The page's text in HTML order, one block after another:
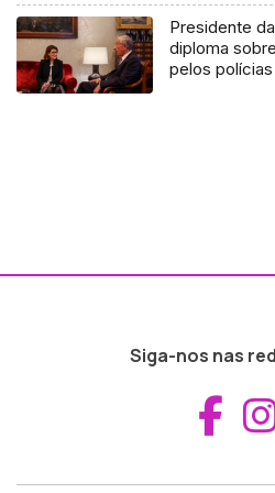
Presidente
diploma
pelos polícias
Siga-nos nas